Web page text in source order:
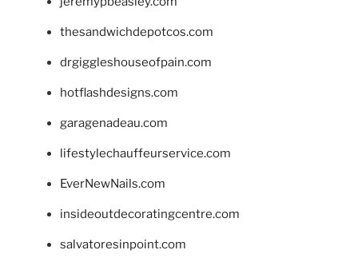
thesandwichdepotcos.com
drgiggleshouseofpain.com
hotflashdesigns.com
garagenadeau.com
lifestylechauffeurservice.com
EverNewNails.com
insideoutdecoratingcentre.com
salvatoresinpoint.com